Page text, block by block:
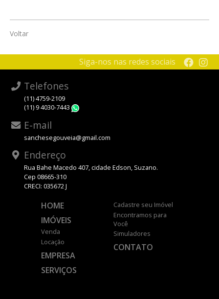
Voltar
Siga-nos nas redes sociais
Telefones
(11) 4759-2109
(11) 9 4030-7443
E-mail
sanchesegouveia@gmail.com
Endereço
Rua Bahe Macedo 407, cidade Edson, Suzano.
Cep 08665-310
CRECI: 035672 J
HOME
IMÓVEIS
Venda
Locação
EMPRESA
SERVIÇOS
Cadastre seu Imóvel
Encontramos para
Você
Simuladores
CONTATO